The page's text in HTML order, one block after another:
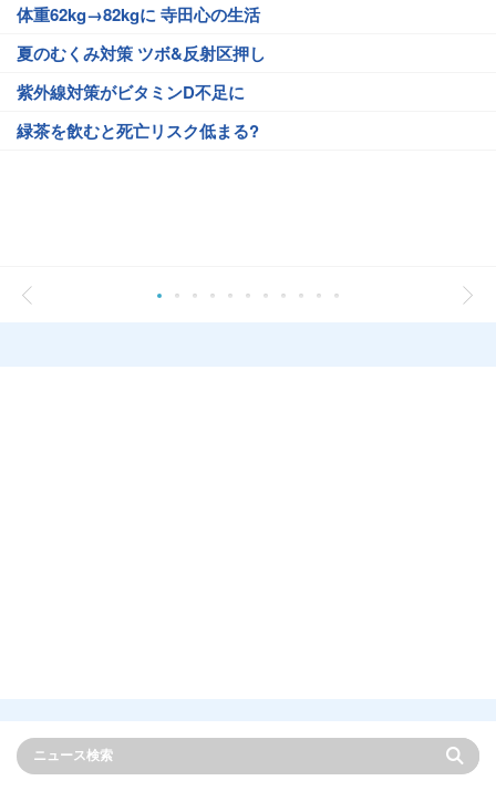
体重62kg→82kgに 寺田心の生活
夏のむくみ対策 ツボ&反射区押し
紫外線対策がビタミンD不足に
緑茶を飲むと死亡リスク低まる?